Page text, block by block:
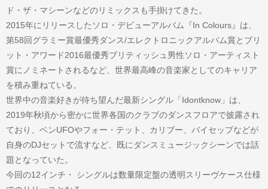
ド・ザ・マシーンなどのリミックスも手掛けてきた。
2015年にリリースしたソロ・デビューアルバム『In Colours』は、
第58回グラミー賞最優秀ダンス/エレクトロニックアルバム賞とブリ
ット・アワード2016最優秀ブリティッシュ男性ソロ・アーティスト
賞にノミネートされるなど、世界最高峰の音楽家としてのキャリア
を積み重ねている。
世界中の音楽好きが待ち望んだ最新シングル「Idontknow」は、
2019年秋頃から密かに世界各国のクラブのダンスフロアで披露され
ており、ベンUFOやフォー・テット、カリブー、バイセップなどが
自身のDJセットで流すなど、既にダンスミュージックシーンでは話
題となっていた。
今回の12インチ・ シングルは数量限定盤の透明スリーヴケース仕様